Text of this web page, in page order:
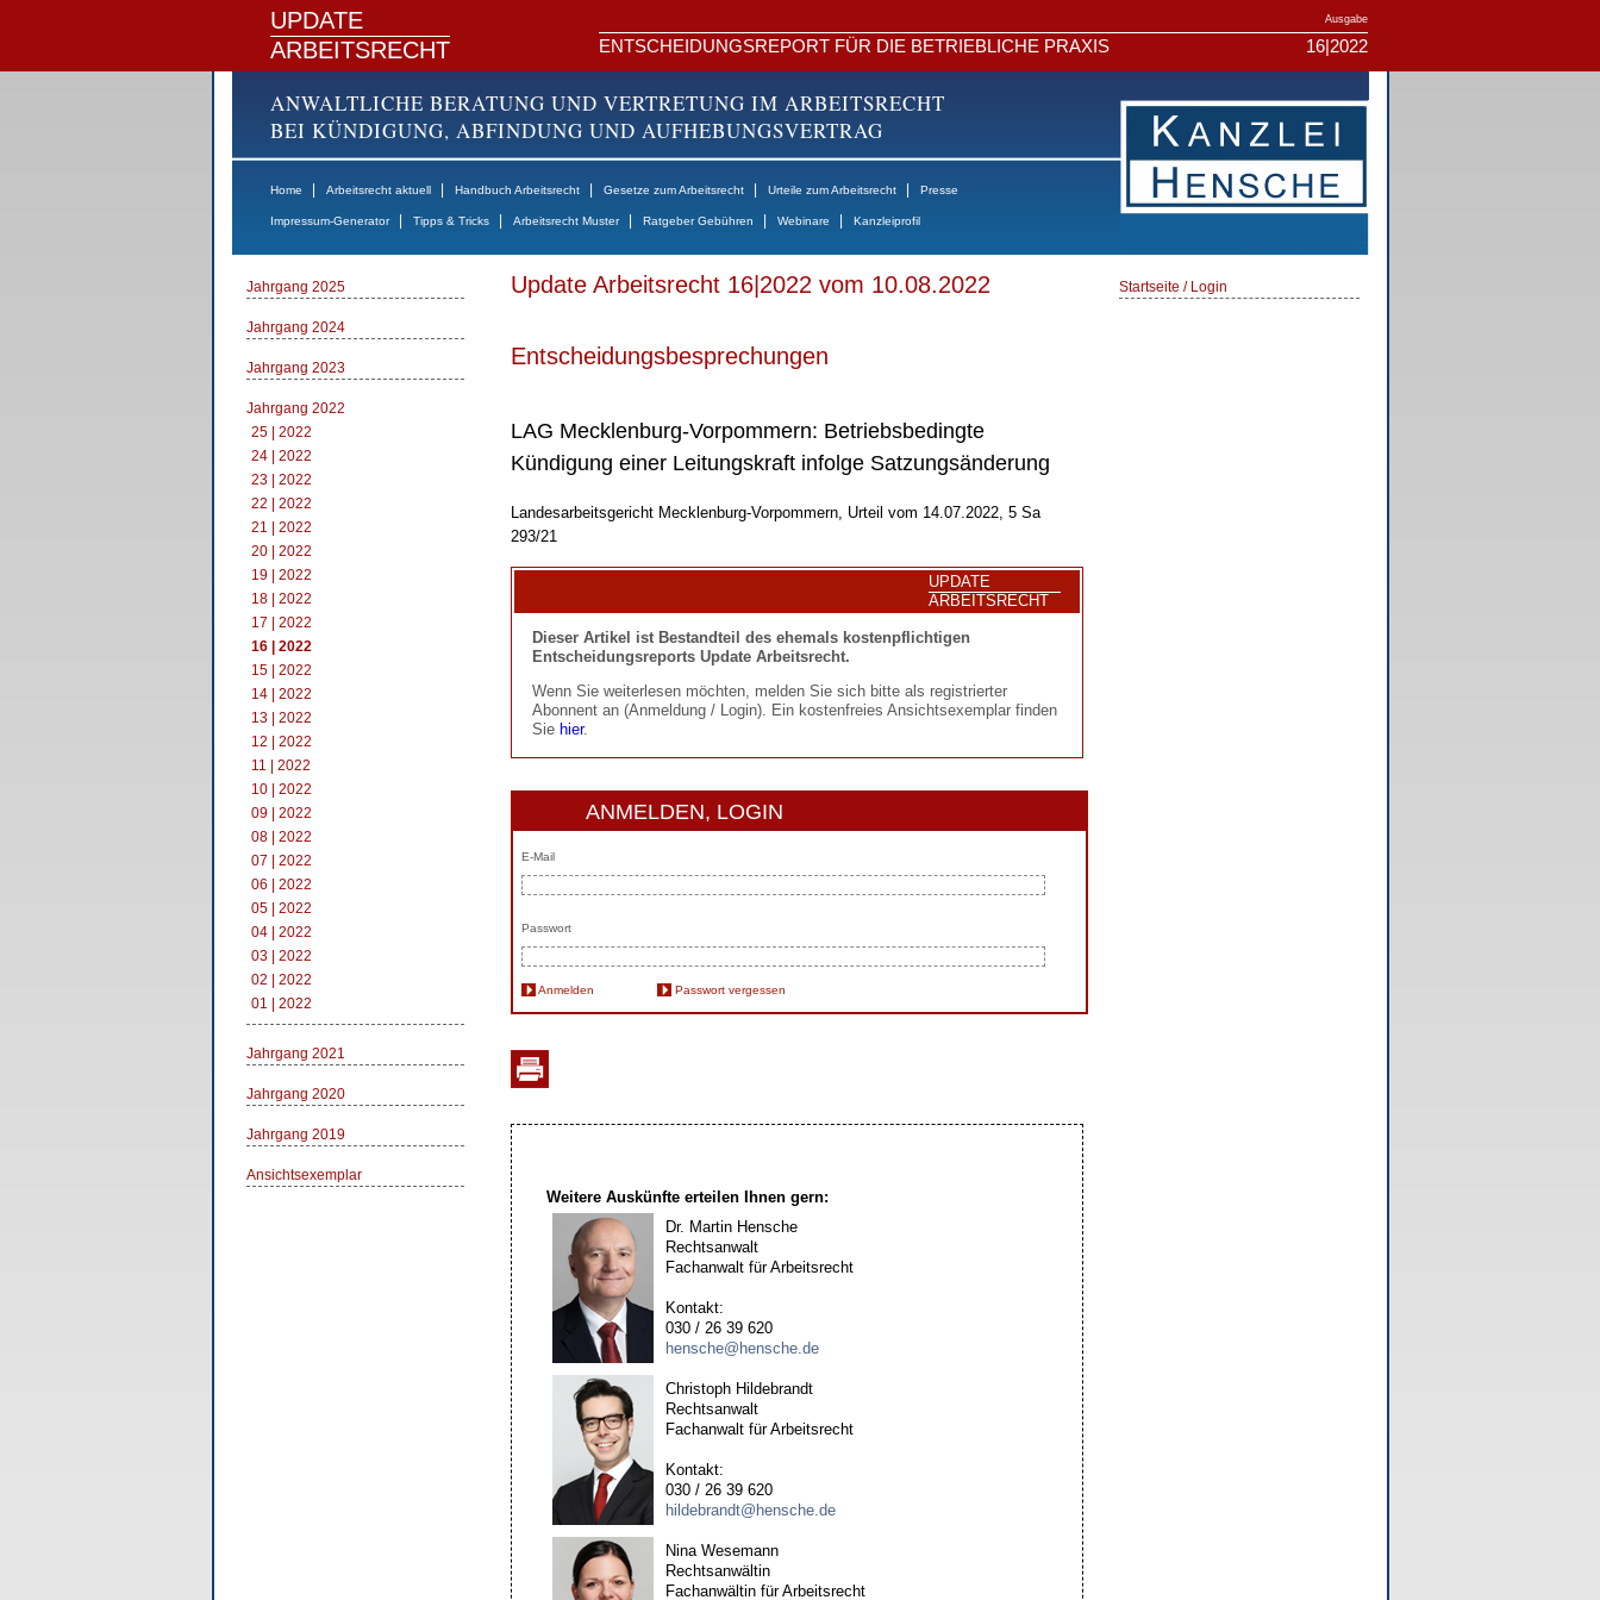
UPDATE
ARBEITSRECHT
Ausgabe
ENTSCHEIDUNGSREPORT FÜR DIE BETRIEBLICHE PRAXIS 16|2022
ANWALTLICHE BERATUNG UND VERTRETUNG IM ARBEITSRECHT
BEI KÜNDIGUNG, ABFINDUNG UND AUFHEBUNGSVERTRAG
Home Arbeitsrecht aktuell Handbuch Arbeitsrecht Gesetze zum Arbeitsrecht Urteile zum Arbeitsrecht Presse
Impressum-Generator Tipps & Tricks Arbeitsrecht Muster Ratgeber Gebühren Webinare Kanzleiprofil
Jahrgang 2025
Jahrgang 2024
Jahrgang 2023
Jahrgang 2022
25 | 2022
24 | 2022
23 | 2022
22 | 2022
21 | 2022
20 | 2022
19 | 2022
18 | 2022
17 | 2022
16 | 2022
15 | 2022
14 | 2022
13 | 2022
12 | 2022
11 | 2022
10 | 2022
09 | 2022
08 | 2022
07 | 2022
06 | 2022
05 | 2022
04 | 2022
03 | 2022
02 | 2022
01 | 2022
Jahrgang 2021
Jahrgang 2020
Jahrgang 2019
Ansichtsexemplar
Update Arbeitsrecht 16|2022 vom 10.08.2022
Entscheidungsbesprechungen
LAG Mecklenburg-Vorpommern: Betriebsbedingte
Kündigung einer Leitungskraft infolge Satzungsänderung
Landesarbeitsgericht Mecklenburg-Vorpommern, Urteil vom 14.07.2022, 5 Sa
293/21
UPDATE
ARBEITSRECHT
Dieser Artikel ist Bestandteil des ehemals kostenpflichtigen
Entscheidungsreports Update Arbeitsrecht.
Wenn Sie weiterlesen möchten, melden Sie sich bitte als registrierter
Abonnent an (Anmeldung / Login). Ein kostenfreies Ansichtsexemplar finden
Sie hier.
ANMELDEN, LOGIN
E-Mail
Passwort
Anmelden Passwort vergessen
Weitere Auskünfte erteilen Ihnen gern:
Dr. Martin Hensche
Rechtsanwalt
Fachanwalt für Arbeitsrecht
Kontakt:
030 / 26 39 620
hensche@hensche.de
Christoph Hildebrandt
Rechtsanwalt
Fachanwalt für Arbeitsrecht
Kontakt:
030 / 26 39 620
hildebrandt@hensche.de
Nina Wesemann
Rechtsanwältin
Fachanwältin für Arbeitsrecht
Startseite / Login